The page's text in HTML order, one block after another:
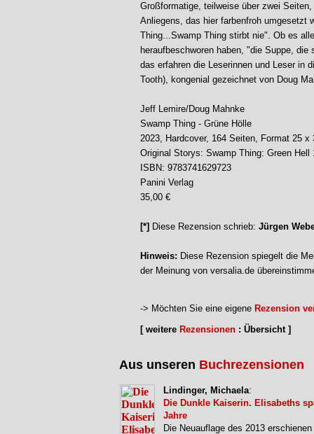
Großformatige, teilweise über zwei
Anliegens, das hier farbenfroh umgesetzt
Thing...Swamp Thing stirbt nie". Ob es
heraufbeschworen haben, "die Suppe,
das erfahren die Leserinnen und Leser in
Tooth), kongenial gezeichnet von Doug
Jeff Lemire/Doug Mahnke
Swamp Thing - Grüne Hölle
2023, Hardcover, 164 Seiten, Format 25 x
Original Storys: Swamp Thing: Green Hell
ISBN: 9783741629723
Panini Verlag
35,00 €
[*] Diese Rezension schrieb: Jürgen
Hinweis: Diese Rezension spiegelt die
der Meinung von versalia.de
-> Möchten Sie eine eigene Rezension
[ weitere Rezensionen : Übersicht ]
Aus unseren Buchrezensionen
Lindinger, Michaela:
Die Dunkle Kaiserin. Elisabeths
Jahre
Die Neuauflage des 2013 erschienen